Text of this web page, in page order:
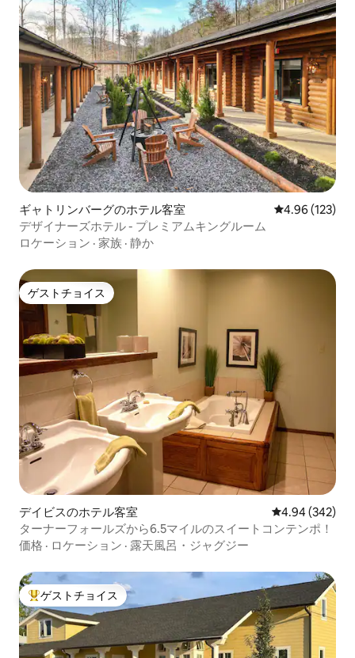
ギャトリンバーグのホテル客室 レビュー123
4.96 (123)
デザイナーズホテル - プレミアムキングルーム
ロケーション · 家族 · 静か
ゲストチョイス
ゲストチョイス
デイビスのホテル客室 レビュー342
4.94 (342)
ターナーフォールズから6.5マイルのスイートコンテンポ！
価格 · ロケーション · 露天風呂・ジャグジー
大好評のゲストチョイスです。
ゲストチョイス